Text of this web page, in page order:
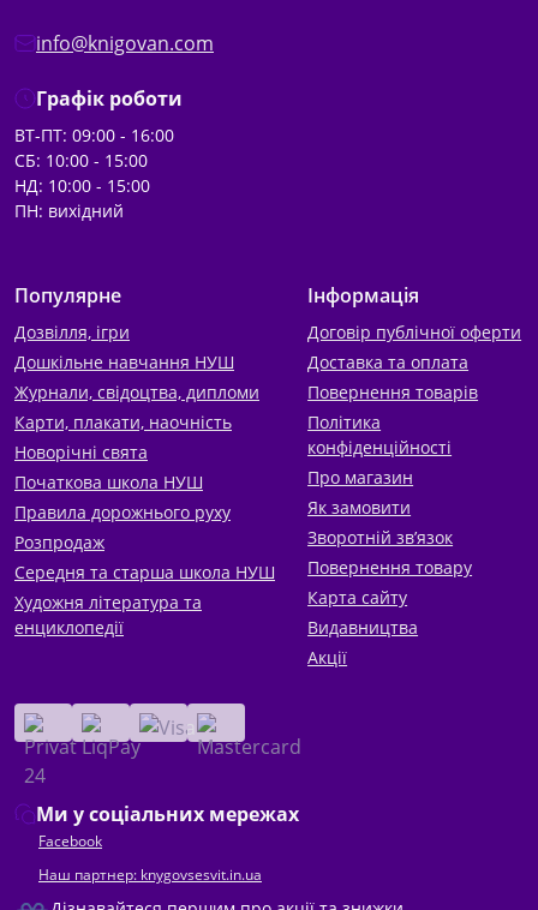
info@knigovan.com
Графік роботи
ВТ-ПТ: 09:00 - 16:00
СБ: 10:00 - 15:00
НД: 10:00 - 15:00
ПН: вихідний
Популярне
Дозвілля, ігри
Дошкільне навчання НУШ
Журнали, свідоцтва, дипломи
Карти, плакати, наочність
Новорічні свята
Початкова школа НУШ
Правила дорожнього руху
Розпродаж
Середня та старша школа НУШ
Художня література та
енциклопедії
Інформація
Договір публічної оферти
Доставка та оплата
Повернення товарів
Політика
конфіденційності
Про магазин
Як замовити
Зворотній зв’язок
Повернення товару
Карта сайту
Видавництва
Акції
Ми у соціальних мережах
Facebook
Наш партнер: knygovsesvit.in.ua